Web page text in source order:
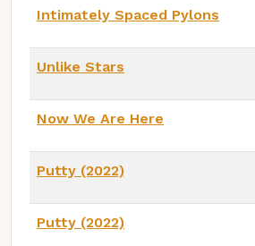
Intimately Spaced Pylons
Unlike Stars
Now We Are Here
Putty (2022)
Putty (2022)